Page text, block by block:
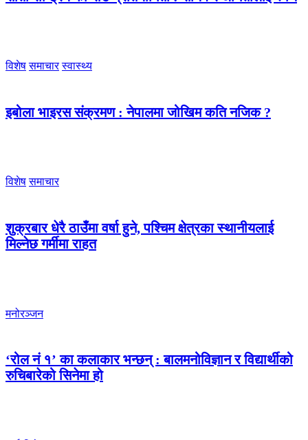
विशेष समाचार स्वास्थ्य
इबोला भाइरस संक्रमण : नेपालमा जोखिम कति नजिक ?
विशेष समाचार
शुक्रबार धेरै ठाउँमा वर्षा हुने, पश्चिम क्षेत्रका स्थानीयलाई
मिल्नेछ गर्मीमा राहत
मनोरञ्जन
‘रोल नं १’ का कलाकार भन्छन् : बालमनोविज्ञान र विद्यार्थीको
रुचिबारेको सिनेमा हो